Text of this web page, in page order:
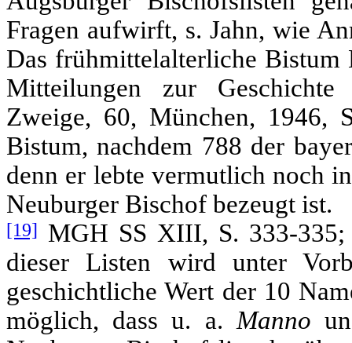
Fragen aufwirft, s. Jahn, wie
Das frühmittelalterliche Bistum
Mitteilungen zur
Zweige, 60, München, 1946,
Bistum, nachdem 788 der
denn er lebte vermutlich noch
Neuburger Bischof bezeugt ist.
[19] MGH SS XIII, S. 333-
dieser Listen wird unter
geschichtliche Wert der 10
möglich, dass u. a. Manno